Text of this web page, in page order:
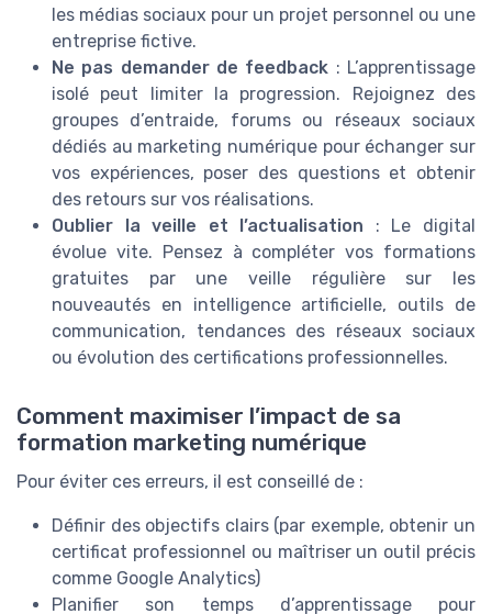
les médias sociaux pour un projet personnel ou une
entreprise fictive.
Ne pas demander de feedback : L’apprentissage
isolé peut limiter la progression. Rejoignez des
groupes d’entraide, forums ou réseaux sociaux
dédiés au marketing numérique pour échanger sur
vos expériences, poser des questions et obtenir
des retours sur vos réalisations.
Oublier la veille et l’actualisation : Le digital
évolue vite. Pensez à compléter vos formations
gratuites par une veille régulière sur les
nouveautés en intelligence artificielle, outils de
communication, tendances des réseaux sociaux
ou évolution des certifications professionnelles.
Comment maximiser l’impact de sa
formation marketing numérique
Pour éviter ces erreurs, il est conseillé de :
Définir des objectifs clairs (par exemple, obtenir un
certificat professionnel ou maîtriser un outil précis
comme Google Analytics)
Planifier son temps d’apprentissage pour